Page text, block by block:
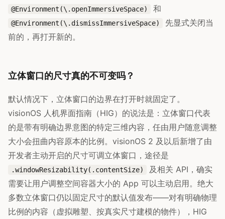
@Environment(\.openImmersiveSpace) 和
@Environment(\.dismissImmersiveSpace)
先显式关闭当
前的，再打开新的。
立体窗口的尺寸真的不可变吗？
默认情况下，立体窗口的边界在打开时就固定了。
visionOS 人机界面指南（HIG）的说法是：立体窗口代表
的是带有明确边界意图的特定三维内容，任由用户随意调整
大小会扭曲内容原本的比例。visionOS 2 及以后新增了由
开发者主动开启的尺寸可调立体窗口，途径是
.windowResizability(.contentSize)
及相关 API，确实
需要让用户调整空间容器大小的 App 可以主动启用。绝大
多数立体窗口仍以固定尺寸的默认值发布——对有明确物理
比例的内容（虚拟雕塑、按真实尺寸建模的物件），HIG